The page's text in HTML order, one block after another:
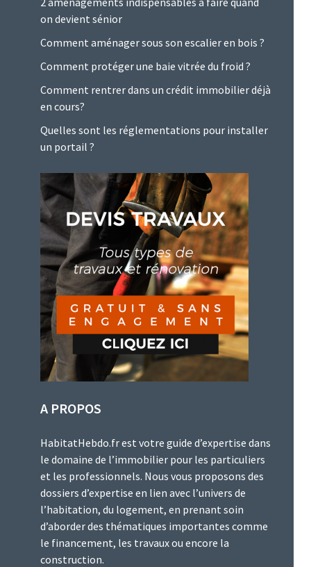
on devient sénior
Comment aménager sous son escalier en bois ?
Comment protéger une baie vitrée du froid ?
Comment rentrer dans un crédit immobilier déjà
en cours?
Quelles sont les réglementations pour installer
un portail ?
A PROPOS
HabitatHebdo.fr est votre guide d’expertise dans
le domaine de l’immobilier pour les particuliers
et les professionnels. Nous vous proposons des
dossiers d’expertise en lien avec l’univers de
l’habitation, du logement, en prenant soin
d’aborder des thématiques importantes comme
le financement, les travaux ou encore la
construction.